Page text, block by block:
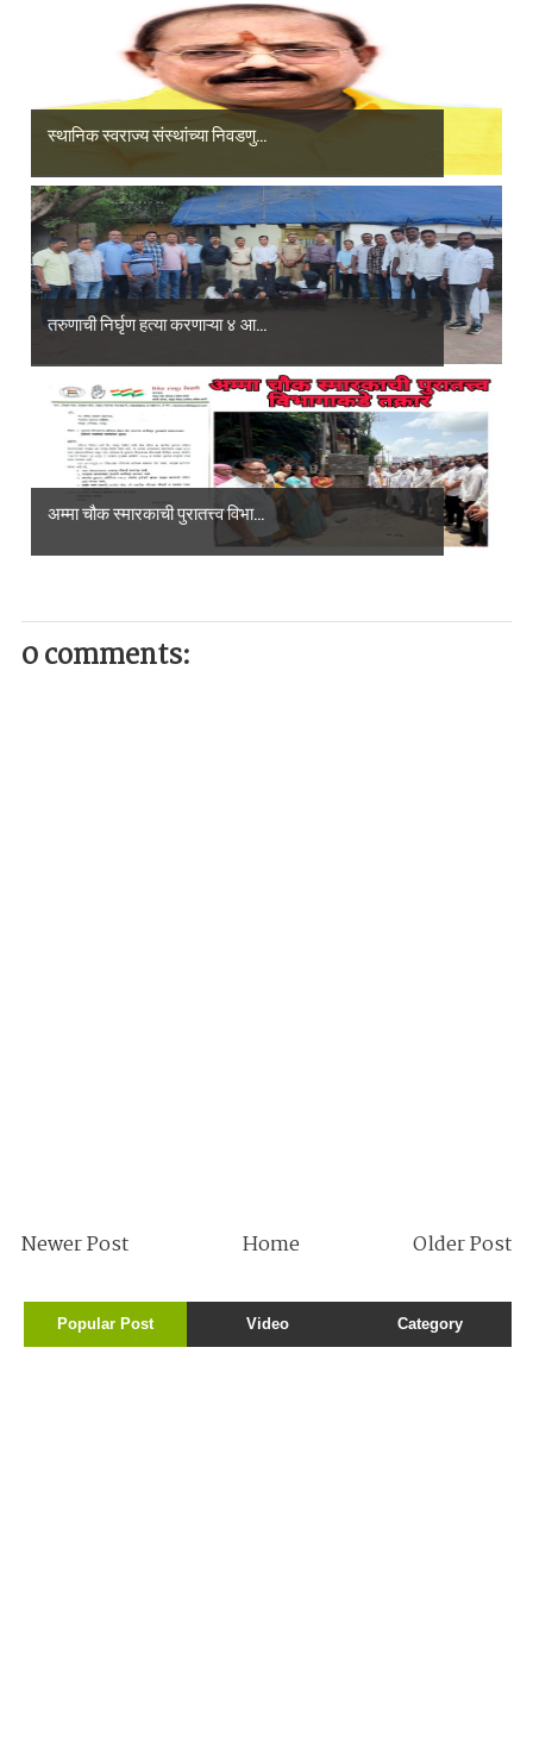
स्थानिक स्वराज्य संस्थांच्या निवडणु...
तरुणाची निर्घृण हत्या करणाऱ्या ४ आ...
अम्मा चौक स्मारकाची पुरातत्त्व विभा...
0 comments:
Newer Post Older Post
Home
Popular Post Video Category